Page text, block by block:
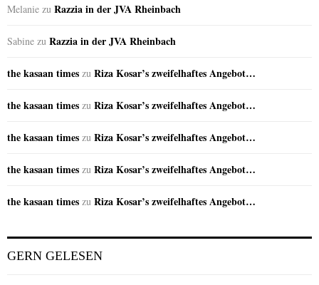
Melanie zu Razzia in der JVA Rheinbach
Sabine zu Razzia in der JVA Rheinbach
the kasaan times zu Riza Kosar’s zweifelhaftes Angebot…
the kasaan times zu Riza Kosar’s zweifelhaftes Angebot…
the kasaan times zu Riza Kosar’s zweifelhaftes Angebot…
the kasaan times zu Riza Kosar’s zweifelhaftes Angebot…
the kasaan times zu Riza Kosar’s zweifelhaftes Angebot…
GERN GELESEN